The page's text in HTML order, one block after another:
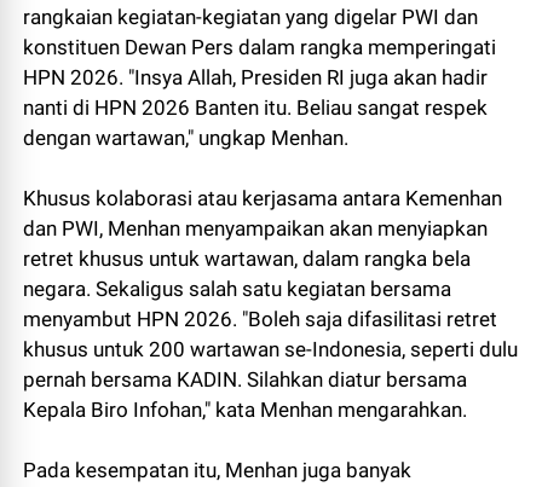
rangkaian kegiatan-kegiatan yang digelar PWI dan
konstituen Dewan Pers dalam rangka memperingati
HPN 2026. "Insya Allah, Presiden RI juga akan hadir
nanti di HPN 2026 Banten itu. Beliau sangat respek
dengan wartawan," ungkap Menhan.
Khusus kolaborasi atau kerjasama antara Kemenhan
dan PWI, Menhan menyampaikan akan menyiapkan
retret khusus untuk wartawan, dalam rangka bela
negara. Sekaligus salah satu kegiatan bersama
menyambut HPN 2026. "Boleh saja difasilitasi retret
khusus untuk 200 wartawan se-Indonesia, seperti dulu
pernah bersama KADIN. Silahkan diatur bersama
Kepala Biro Infohan," kata Menhan mengarahkan.
Pada kesempatan itu, Menhan juga banyak